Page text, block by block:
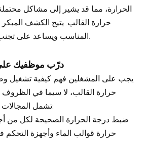
الحرارة، مما قد يشير إلى مشاكل
حرارة القالب. يتيح الكشف
4. درّب موظفيك
يجب على المشغلين فهم كيفية تشغيل
حرارة القالب، لا سيما في الظروف
تشمل المجالات الرئيسية للتدريب ما يلي:
ضبط درجة الحرارة الصحيحة لكل من
حرارة قوالب الماء وأجهزة